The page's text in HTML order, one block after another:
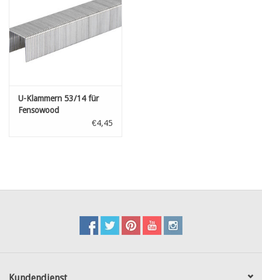
U-Klammern 53/14 für
Fensowood
€4,45
Kundendienst